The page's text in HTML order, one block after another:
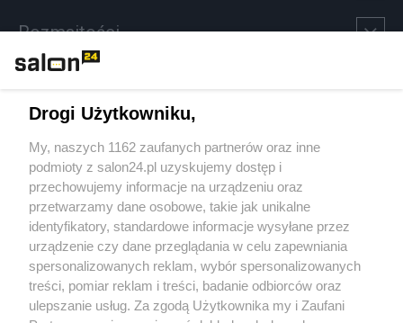
Rozmaitości
Sport
Społeczeństwo
Kultura
X Facebook Instagram Youtube
Drogi Użytkowniku,
My, naszych 1162 zaufanych partnerów oraz inne
podmioty z salon24.pl uzyskujemy dostęp i
przechowujemy informacje na urządzeniu oraz
przetwarzamy dane osobowe, takie jak unikalne
identyfikatory, standardowe informacje wysyłane przez
urządzenie czy dane przeglądania w celu zapewniania
spersonalizowanych reklam, wybór spersonalizowanych
treści, pomiar reklam i treści, badanie odbiorców oraz
ulepszanie usług. Za zgodą Użytkownika my i Zaufani